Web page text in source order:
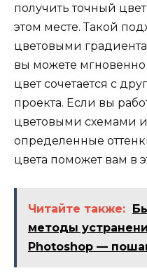
получить точный
этом месте. Такой
цветовыми
вы можете
цвет сочетается с
проекта. Если вы
цветовыми схемами
определенные
цвета поможет вам в
Читайте также:
методы
Photoshop —